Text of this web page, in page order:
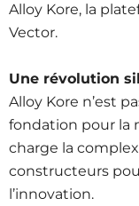
Alloy Kore, la
Vector.
Une révolution
Alloy Kore n’est
fondation pour la
charge la
constructeurs
l’innovation.